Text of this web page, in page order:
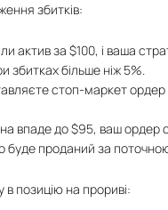
збитків:
актив за $100, і ваша
збитках більше ніж 5%.
стоп-маркет ордер
впаде до $95, ваш ордер
буде проданий за
в позицію на прориві: